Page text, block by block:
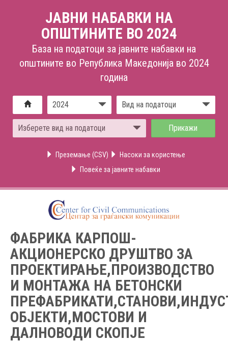
ЈАВНИ НАБАВКИ НА
ОПШТИНИТЕ ВО 2024
База на податоци за јавните набавки на
општините во Република Македонија во 2024
година
2024 Вид на податоци
Изберете вид на податоци
Преземање (CSV)
Насоки за користење
Повеќе за јавните набавки
ФАБРИКА КАРПОШ-
АКЦИОНЕРСКО ДРУШТВО ЗА
ПРОЕКТИРАЊЕ,ПРОИЗВОДСТВО
И МОНТАЖА НА БЕТОНСКИ
ОБЈЕКТИ,МОСТОВИ И
ДАЛНОВОДИ СКОПЈЕ